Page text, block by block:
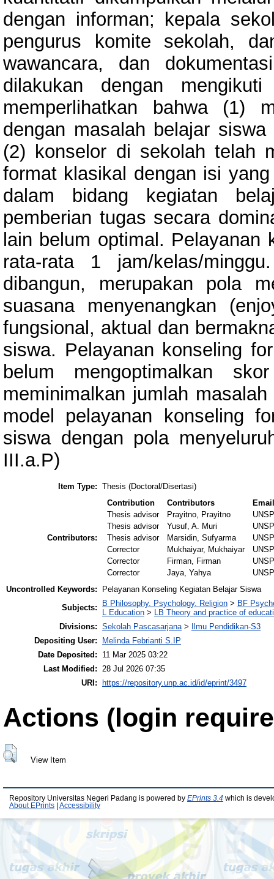
dengan informan; kepala
pengurus komite sekolah,
wawancara, dan
dilakukan dengan
memperlihatkan bahwa (1)
dengan masalah belajar
(2) konselor di sekolah telah
format klasikal dengan isi
dalam bidang kegiatan
pemberian tugas secara
lain belum optimal. Pelayanan
rata-rata 1 jam/kelas/
dibangun, merupakan pola
suasana menyenangkan
fungsional, aktual dan
siswa. Pelayanan konseling
belum mengoptimalkan
meminimalkan jumlah
model pelayanan konseling
siswa dengan pola
III.a.P)
Item Type: Thesis (Doctoral/Disertasi)
Contributors:
Contribution Contributors
Thesis advisor
Prayitno, Prayitno
Thesis advisor
Yusuf, A. Muri
Thesis advisor
Marsidin, Sufyarma
Corrector
Mukhaiyar, Mukhaiyar
Corrector
Firman, Firman
Corrector
Jaya, Yahya
Uncontrolled Keywords:
Pelayanan Konseling Kegiatan Belajar Siswa
Subjects:
B Philosophy. Psychology. Religion > BF
L Education > LB Theory and practice of
Divisions: Sekolah Pascasarjana>
Ilmu Pendidikan-S3
Depositing User:
Melinda Febrianti S.IP
Date Deposited:
11 Mar 2025 03:22
Last Modified: 28 Jul 2026 07:35
URI:
https://repository.unp.ac.id/id/eprint/3497
Actions (login
View Item
Repository Universitas Negeri Padang is powered by EPrints 3.4 which is
About EPrints
Accessibility